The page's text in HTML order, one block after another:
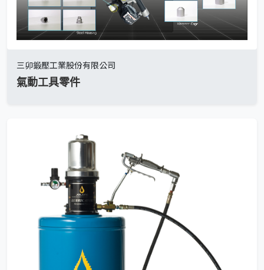
三卯鍛壓工業股份有限公司
氣動工具零件